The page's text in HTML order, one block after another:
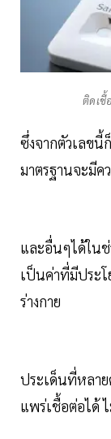
ติดเชื้
ซึ่งจากตัวเลขนี้
มาตรฐานจะมีค
และอื่นๆได้ในช่
เป็นค่าที่มีประ
ร่างกาย
ประเด็นที่หลาย
แพร่เชื้อต่อได้